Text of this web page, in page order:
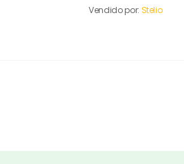
Vendido por: Stelio